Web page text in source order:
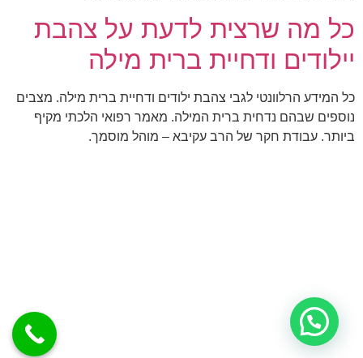
כל מה שרצית לדעת על צהבת
יילודים ודחיית ברית מילה
כל המידע הרלוונטי לגבי צהבת ילודים ודחיית ברית מילה. מצבים
נוספים שבהם נדחית ברית המילה. מאמר רפואי הלכתי מקיף
ביותר. עבודת חקר של הרב עקיבא – מוהל מוסמך.